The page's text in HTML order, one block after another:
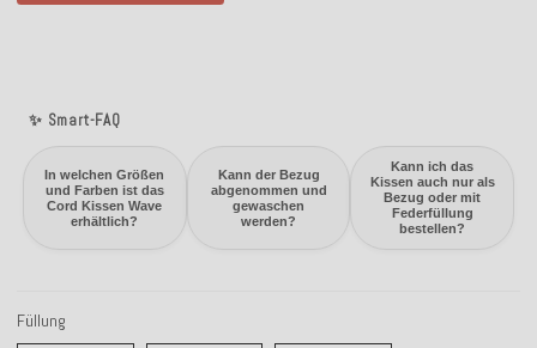
✨ Smart-FAQ
In welchen Größen
und Farben ist das
Cord Kissen Wave
erhältlich?
Kann der Bezug
abgenommen und
gewaschen
werden?
Kann ich das
Kissen auch nur als
Bezug oder mit
Federfüllung
bestellen?
Füllung